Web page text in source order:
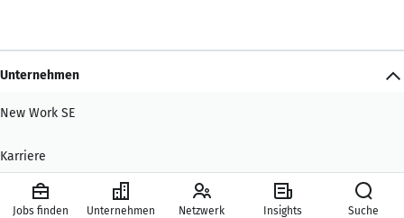
Unternehmen
New Work SE
Karriere
Presse
Jobs finden Unternehmen Netzwerk Insights Suche